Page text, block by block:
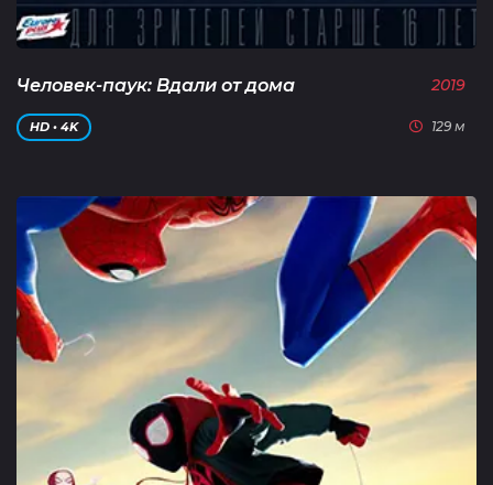
Человек-паук: Вдали от дома 2019
HD • 4K 129 м